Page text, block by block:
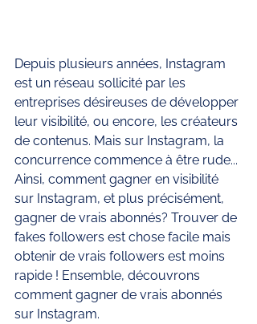
Depuis plusieurs années, Instagram
est un réseau sollicité par les
entreprises désireuses de développer
leur visibilité, ou encore, les créateurs
de contenus. Mais sur Instagram, la
concurrence commence à être rude...
Ainsi, comment gagner en visibilité
sur Instagram, et plus précisément,
gagner de vrais abonnés? Trouver de
fakes followers est chose facile mais
obtenir de vrais followers est moins
rapide ! Ensemble, découvrons
comment gagner de vrais abonnés
sur Instagram.